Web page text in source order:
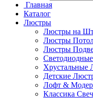
Главная
Каталог
Люстры
Люстры на
Люстры
Люстры
Хрустальные
Детские
Лофт &
Классика